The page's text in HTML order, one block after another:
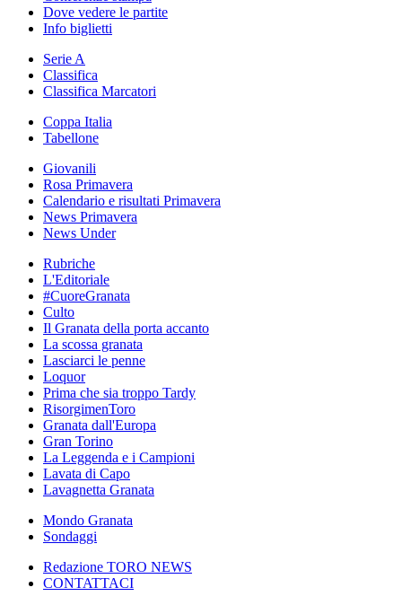
Dove vedere le partite
Info biglietti
Serie A
Classifica
Classifica Marcatori
Coppa Italia
Tabellone
Giovanili
Rosa Primavera
Calendario e risultati Primavera
News Primavera
News Under
Rubriche
L'Editoriale
#CuoreGranata
Culto
Il Granata della porta accanto
La scossa granata
Lasciarci le penne
Loquor
Prima che sia troppo Tardy
RisorgimenToro
Granata dall'Europa
Gran Torino
La Leggenda e i Campioni
Lavata di Capo
Lavagnetta Granata
Mondo Granata
Sondaggi
Redazione TORO NEWS
CONTATTACI